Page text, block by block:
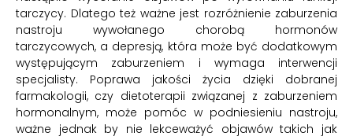
tarczycy. Dlatego też ważne jest rozróżnienie zaburzenia
nastroju wywołanego chorobą hormonów
tarczycowych, a depresją, która może być dodatkowym
występującym zaburzeniem i wymaga interwencji
specjalisty. Poprawa jakości życia dzięki dobranej
farmakologii, czy dietoterapii związanej z zaburzeniem
hormonalnym, może pomóc w podniesieniu nastroju,
ważne jednak by nie lekceważyć objawów takich jak